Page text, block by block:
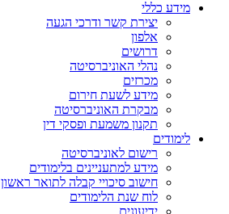
מידע כללי
יצירת קשר ודרכי הגעה
אלפון
דרושים
נהלי האוניברסיטה
מכרזים
מידע לשעת חירום
מבקרת האוניברסיטה
תקנון משמעת ופסקי דין
לימודים
רישום לאוניברסיטה
מידע למתעניינים בלימודים
חישוב סיכויי קבלה לתואר ראשון
לוח שנת הלימודים